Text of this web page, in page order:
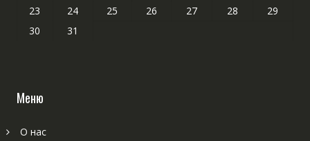
23
24 25 26 27 28
29
30
31
Меню
О нас